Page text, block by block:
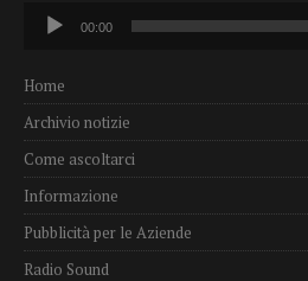
Audio
Player
00:00
Home
Archivio notizie
Come ascoltarci
Informazione
Pubblicità per le Aziende
Radio Sound